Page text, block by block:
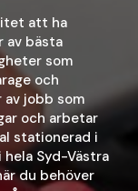
att ha
av bästa
som
och
jobb som
och arbetar
stationerad i
Syd-Västra
du behöver